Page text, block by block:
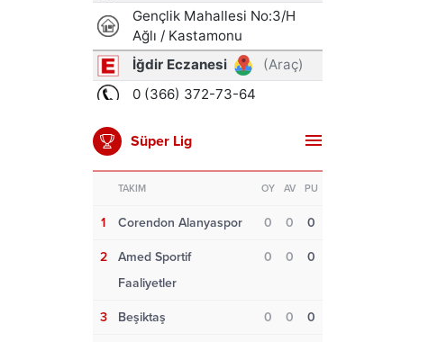
Süper Lig
TAKIM OY AV PU
1 Corendon Alanyaspor 0 0 0
2
Amed Sportif
Faaliyetler
0 0 0
3 Beşiktaş 0 0 0